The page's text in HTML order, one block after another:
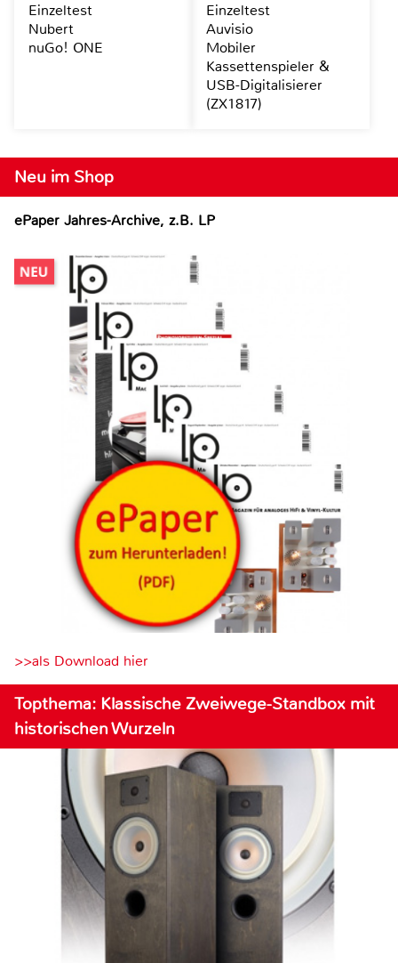
Neu im Shop
ePaper Jahres-Archive, z.B. LP
>>als Download hier
Topthema: Klassische Zweiwege-Standbox mit
historischen Wurzeln
Einzeltest
Nubert
nuGo! ONE
Einzeltest
Auvisio
Mobiler
Kassettenspieler &
USB-Digitalisierer
(ZX1817)